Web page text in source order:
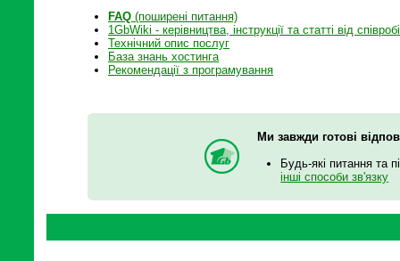
FAQ (поширені питання)
1GbWiki - керівництва, інструкції та статті від
Технічний опис послуг
База знань хостинга
Рекомендації з програмування
Ми завжди готові
Будь-які питання та
інші способи зв'язку